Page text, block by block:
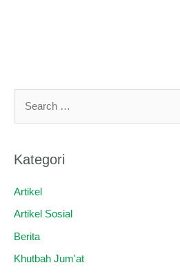
u
n
Kategori
Artikel
Artikel Sosial
Berita
Khutbah Jum'at